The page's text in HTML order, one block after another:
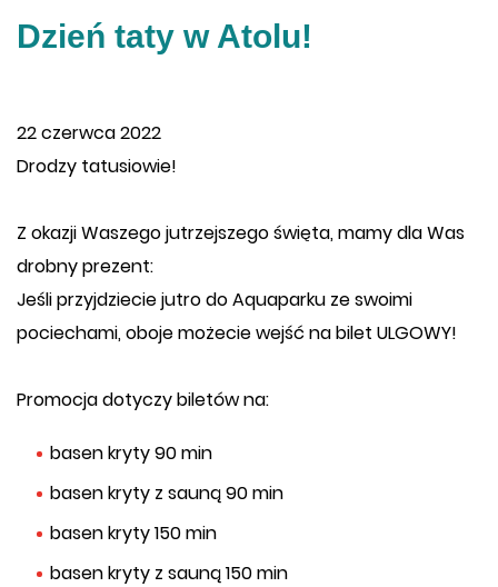
Dzień taty w Atolu!
22 czerwca 2022
Drodzy tatusiowie!
Z okazji Waszego jutrzejszego święta, mamy dla Was
drobny prezent:
Jeśli przyjdziecie jutro do Aquaparku ze swoimi
pociechami, oboje możecie wejść na bilet ULGOWY!
Promocja dotyczy biletów na:
basen kryty 90 min
basen kryty z sauną 90 min
basen kryty 150 min
basen kryty z sauną 150 min